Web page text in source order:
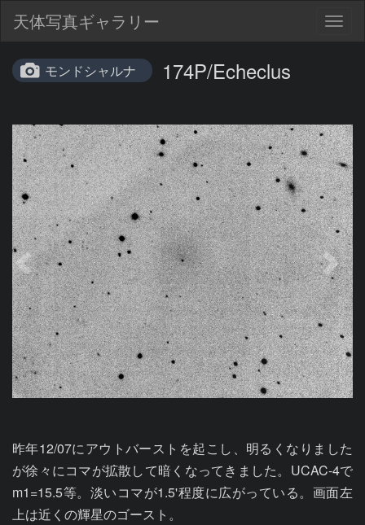
天体写真ギャラリー
モンドシャルナ 174P/Echeclus
昨年12/07にアウトバーストを起こし、明るくなりました
が徐々にコマが拡散して暗くなってきました。UCAC-4で
m1=15.5等。淡いコマが1.5'程度に広がっている。画面左
上は近くの輝星のゴースト。